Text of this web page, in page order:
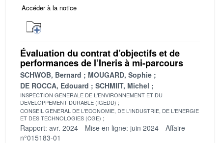
Accéder à la notice
Évaluation du contrat d’objectifs et de
performances de l’Ineris à mi-parcours
SCHWOB, Bernard
MOUGARD, Sophie
DE ROCCA, Edouard
SCHMIIT, Michel
INSPECTION GENERALE DE L'ENVIRONNEMENT ET DU
DEVELOPPEMENT DURABLE (IGEDD)
CONSEIL GENERAL DE L'ECONOMIE, DE L'INDUSTRIE, DE L'ENERGIE
ET DES TECHNOLOGIES (CGE)
Rapport: avr. 2024 Mise en ligne: juin 2024
Affaire
n°015183-01